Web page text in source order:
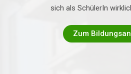
sich als SchülerIn
Zum